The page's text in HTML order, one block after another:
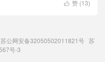
 赞 (13)
苏公网安备32050502011821号 苏
号-3